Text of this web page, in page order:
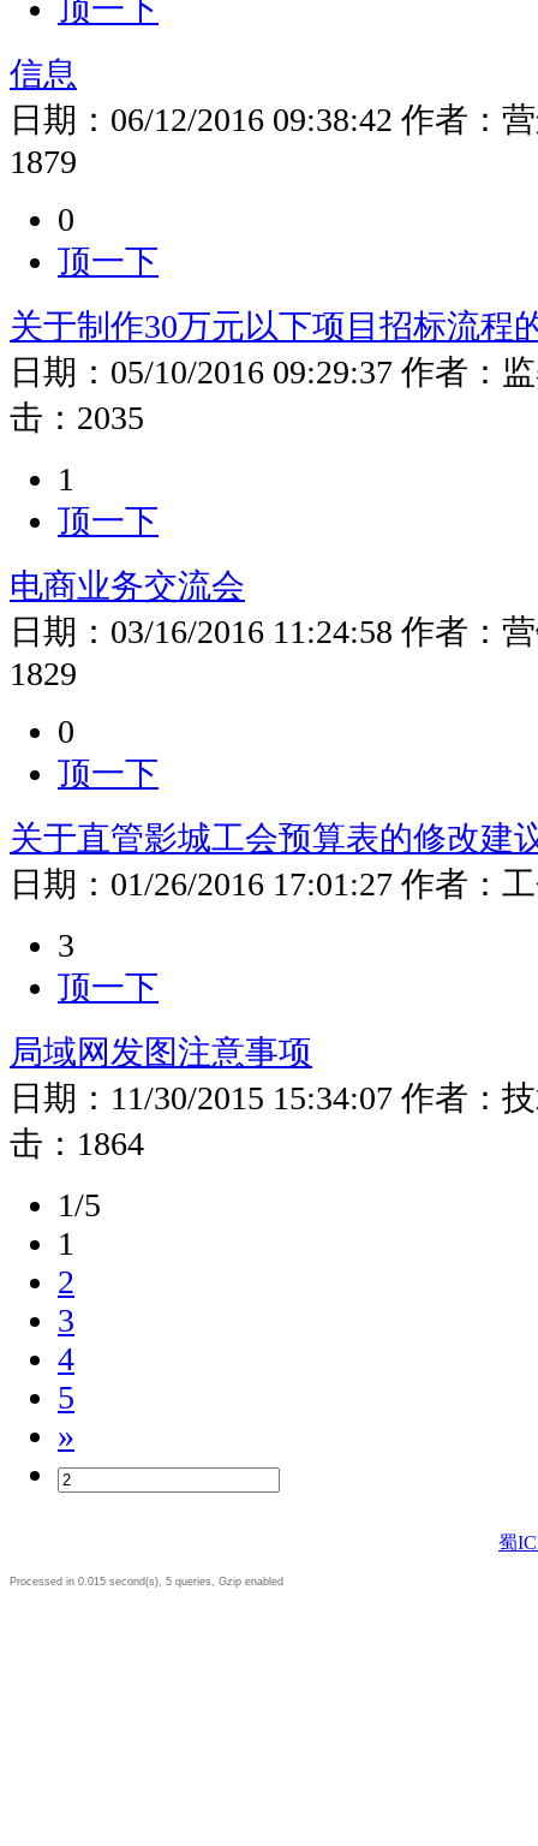
顶一下
信息
日期： 06/12/2016 09:38:42 作者：
1879
0
顶一下
关于制作30万元以下项目招标流程
日期： 05/10/2016 09:29:37 作者：
击： 2035
1
顶一下
电商业务交流会
日期： 03/16/2016 11:24:58 作者：
1829
0
顶一下
关于直管影城工会预算表的修改建
日期： 01/26/2016 17:01:27 作者：
3
顶一下
局域网发图注意事项
日期： 11/30/2015 15:34:07 作者：
击： 1864
1/5
1
2
3
4
5
»
蜀
Processed in 0.015 second(s), 5 queries, Gzip enabled